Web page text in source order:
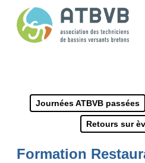
Journées ATBVB passées
Retours sur
Formation
Panneau de gestion des